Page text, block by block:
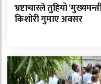
भ्रष्टाचारले तुहियो
किशोरी गुमाए अवसर